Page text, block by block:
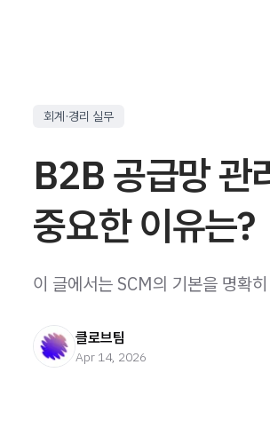
회계·경리 실무
B2B 공급망 관
중요한 이유는?
이 글에서는 SCM의 기본을 명확
클로브팀
Apr 14, 2026